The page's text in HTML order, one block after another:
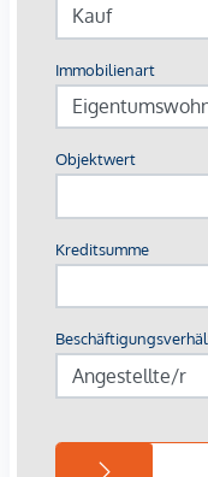
Wohneinheiten mit
gehobene
Ansprüche.
Die Lage an der
Stadtlebens mit dem
Erholungsgebiete,
und der alten
außergewöhnlich gut
öffentliche
Stadtzentrum
DIE WOHNUNG IM
Im 3. Obergeschoß
Wohnnutzfläche von